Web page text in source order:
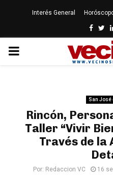
Interés General
PRIMARY
San José
Rincón,
Taller “Vivir
Través de la
Por: Redaccion VC 16